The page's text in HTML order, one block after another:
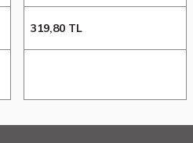
319,80 TL